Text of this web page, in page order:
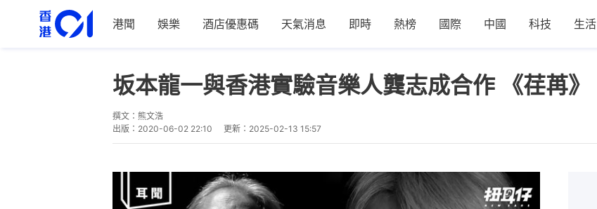
港聞 娛樂 酒店優惠碼 天氣消息 即時 熱榜 國際 中國 科技 生活
坂本龍一與香港實驗音樂人龔志成合作 《荏苒》
撰文： 熊文浩
出版： 2020-06-02 22:10 更新： 2025-02-13 15:57